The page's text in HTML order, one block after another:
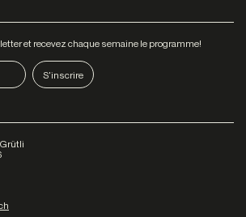
et recevez chaque semaine le programme!